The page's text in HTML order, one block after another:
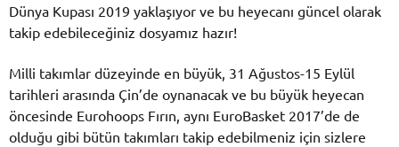
Dünya Kupası 2019 yaklaşıyor ve bu heyecanı güncel olarak
takip edebileceğiniz dosyamız hazır!
Milli takımlar düzeyinde en büyük, 31 Ağustos-15 Eylül
tarihleri arasında Çin’de oynanacak ve bu büyük heyecan
öncesinde Eurohoops Fırın, aynı EuroBasket 2017’de de
olduğu gibi bütün takımları takip edebilmeniz için sizlere